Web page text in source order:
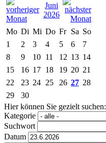
Juni
2026
Mo Di Mi Do Fr Sa So
1
2 3 4 5 6
7
8
9 10 11 12 13 14
15
16 17 18 19 20 21
22
23 24 25 26 27 28
29
30
Hier können Sie gezielt suchen:
Kategorie
Suchwort
Datum